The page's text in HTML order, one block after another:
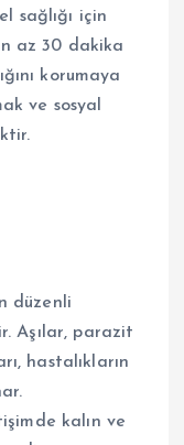
sağlığı için
az 30 dakika
korumaya
ve sosyal
düzenli
Aşılar, parazit
hastalıkların
kalın ve